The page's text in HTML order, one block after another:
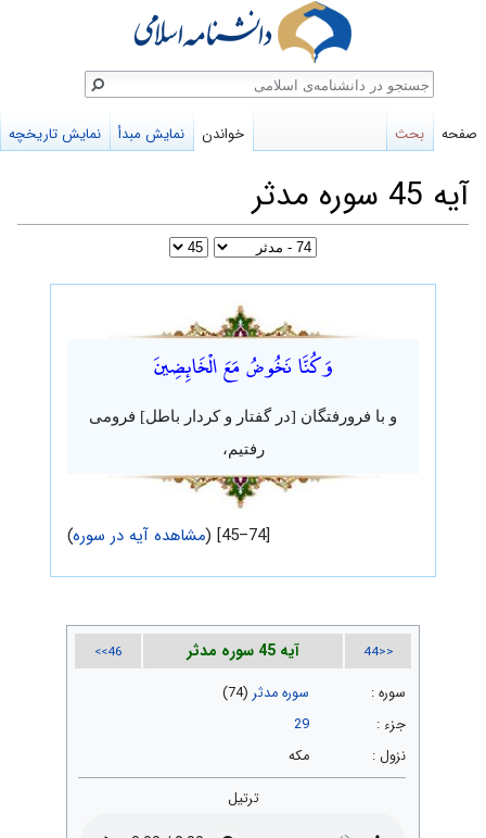
آیه 45 سوره مدثر
وَكُنَّا نَخُوضُ مَعَ الْخَائِضِينَ
و با فرورفتگان [در گفتار و کردار باطل] فرومی
رفتیم،
[74–45] ( مشاهده آیه در سوره)
<<44 آیه 45 سوره مدثر 46>>
سوره : سوره مدثر (74)
جزء :
29
نزول :
مکه
ترتیل
صفحه بحث خواندن نمایش مبدأ نمایش تاریخچه
جستجو